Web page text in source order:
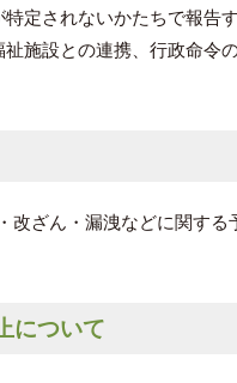
定されないかたちで報告
施設との連携、行政命令
ざん・漏洩などに関す
について